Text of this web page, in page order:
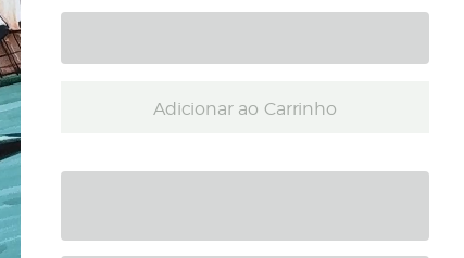
Adicionar ao Carrinho